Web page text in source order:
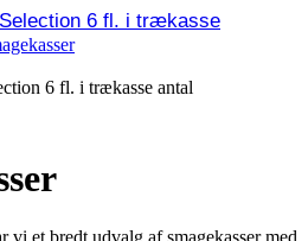
6 fl. i trækasse
6 fl. i trækasse antal
et bredt udvalg af smagekasser med